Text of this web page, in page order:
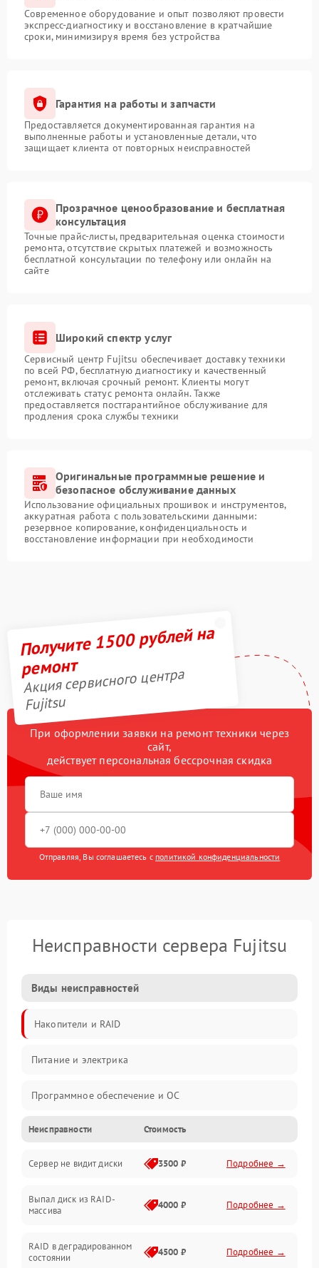
Современное оборудование и опыт позволяют провести
экспресс-диагностику и восстановление в кратчайшие
сроки, минимизируя время без устройства
Гарантия на работы и запчасти
Предоставляется документированная гарантия на
выполненные работы и установленные детали, что
защищает клиента от повторных неисправностей
Прозрачное ценообразование и бесплатная
консультация
Точные прайс-листы, предварительная оценка стоимости
ремонта, отсутствие скрытых платежей и возможность
бесплатной консультации по телефону или онлайн на
сайте
Широкий спектр услуг
Сервисный центр Fujitsu обеспечивает доставку техники
по всей РФ, бесплатную диагностику и качественный
ремонт, включая срочный ремонт. Клиенты могут
отслеживать статус ремонта онлайн. Также
предоставляется постгарантийное обслуживание для
продления срока службы техники
Оригинальные программные решение и
безопасное обслуживание данных
Использование официальных прошивок и инструментов,
аккуратная работа с пользовательскими данными:
резервное копирование, конфиденциальность и
восстановление информации при необходимости
Получите 1500 рублей на
ремонт
Акция сервисного центра
Fujitsu
При оформлении заявки на ремонт техники через
сайт,
действует персональная бессрочная скидка
Отправляя, Вы соглашаетесь с политикой конфиденциальности
Неисправности сервера Fujitsu
Виды неисправностей
Накопители и RAID
Питание и электрика
Программное обеспечение и ОС
Охлаждение и температура
Материнская плата и процессор
Сеть и коммуникации
Неисправности Стоимость
Сервер не видит диски 3500 ₽ Подробнее →
Выпал диск из RAID-
массива
4000 ₽ Подробнее →
RAID в деградированном
состоянии
4500 ₽ Подробнее →